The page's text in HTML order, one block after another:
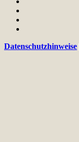
Datenschutzhinweise